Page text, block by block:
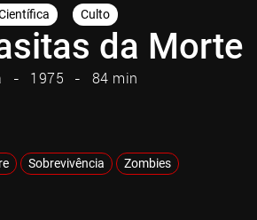
Culto
da Morte
1975 84 min
Sobrevivência Zombies